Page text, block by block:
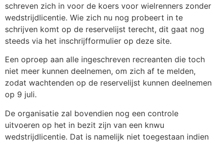
schreven zich in voor de koers voor wielrenners zonder
wedstrijdlicentie. Wie zich nu nog probeert in te
schrijven komt op de reservelijst terecht, dit gaat nog
steeds via het inschrijfformulier op deze site.
Een oproep aan alle ingeschreven recreanten die toch
niet meer kunnen deelnemen, om zich af te melden,
zodat wachtenden op de reservelijst kunnen deelnemen
op 9 juli.
De organisatie zal bovendien nog een controle
uitvoeren op het in bezit zijn van een knwu
wedstrijdlicentie. Dat is namelijk niet toegestaan indien